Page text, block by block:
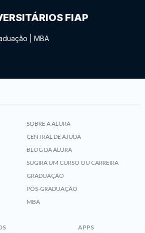
FIAP
MBA
SOBRE A ALURA
CENTRAL DE AJUDA
BLOG DA ALURA
SUGIRA UM CURSO OU CARREIRA
GRADUAÇÃO
PÓS-GRADUAÇÃO
MBA
APPS